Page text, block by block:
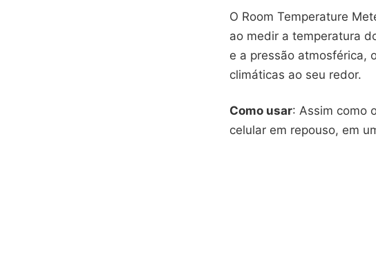
O Room Temperature
ao medir a temperatura
e a pressão atmosférica,
climáticas ao seu redor.
Como usar: Assim como
celular em repouso, em